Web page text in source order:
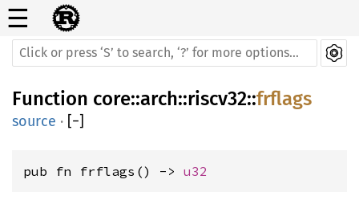
☰
Function core::arch::riscv32::frflags
source · [−]
pub fn frflags() -> u32